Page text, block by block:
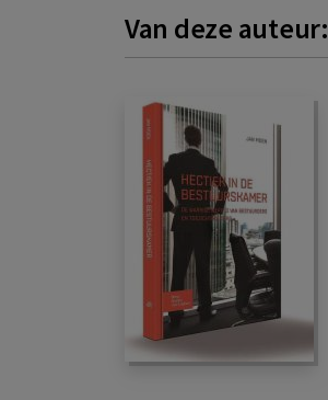
Van deze auteur: